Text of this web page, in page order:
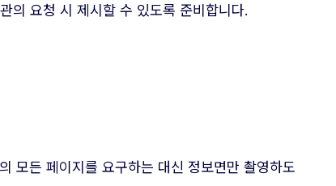
의 요청 시 제시할 수 있도록 준비합니다.
모든 페이지를 요구하는 대신 정보면만 촬영하도